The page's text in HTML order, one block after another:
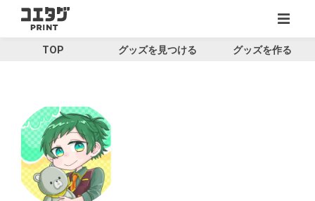
TOP グッズを見つける グッズを作る